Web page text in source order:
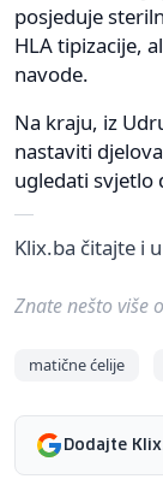
posjeduje
HLA tipizacije,
navode.
Na kraju, iz
nastaviti
ugledati svjetlo
Klix.ba čitajte i
Znate nešto više
matične ćelije
Dodajte